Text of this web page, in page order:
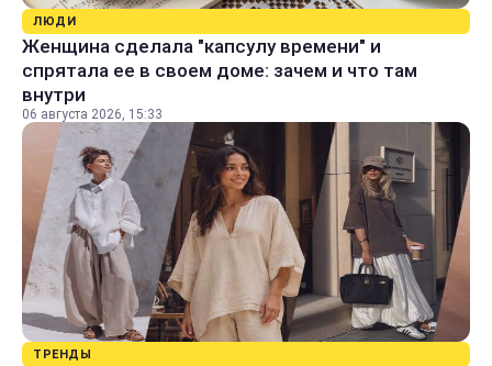
ЛЮДИ
Женщина сделала "капсулу времени" и
спрятала ее в своем доме: зачем и что там
внутри
06 августа 2026, 15:33
ТРЕНДЫ